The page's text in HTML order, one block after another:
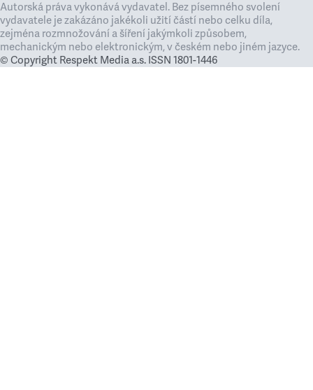
Autorská práva vykonává vydavatel. Bez písemného svolení
vydavatele je zakázáno jakékoli užití částí nebo celku díla,
zejména rozmnožování a šíření jakýmkoli způsobem,
mechanickým nebo elektronickým, v českém nebo jiném jazyce.
© Copyright Respekt Media a.s. ISSN 1801-1446